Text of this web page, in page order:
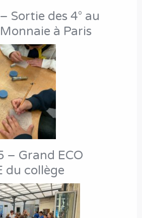
Sortie des 4° au
à Paris
– Grand ECO
du collège